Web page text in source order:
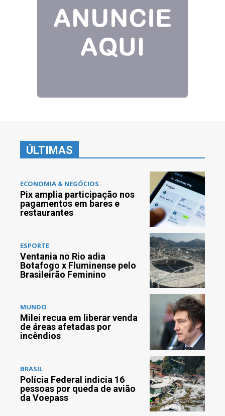
ÚLTIMAS
ECONOMIA & NEGÓCIOS
Pix amplia participação nos
pagamentos em bares e
restaurantes
ESPORTE
Ventania no Rio adia
Botafogo x Fluminense pelo
Brasileirão Feminino
MUNDO
Milei recua em liberar venda
de áreas afetadas por
incêndios
BRASIL
Polícia Federal indicia 16
pessoas por queda de avião
da Voepass